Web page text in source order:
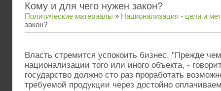
Кому и для чего нужен закон?
Политические материалы » Национализация - цели и
закон?
Власть стремится успокоить бизнес. "Прежде
национализации того или иного объекта, -
государство должно сто раз проработать
требуемой продукции через достойно